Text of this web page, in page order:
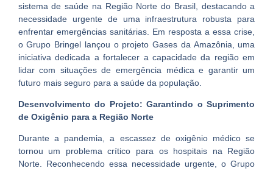
sistema de saúde na Região Norte do Brasil, destacando a
necessidade urgente de uma infraestrutura robusta para
enfrentar emergências sanitárias. Em resposta a essa crise,
o Grupo Bringel lançou o projeto Gases da Amazônia, uma
iniciativa dedicada a fortalecer a capacidade da região em
lidar com situações de emergência médica e garantir um
futuro mais seguro para a saúde da população.
Desenvolvimento do Projeto: Garantindo o Suprimento
de Oxigênio para a Região Norte
Durante a pandemia, a escassez de oxigênio médico se
tornou um problema crítico para os hospitais na Região
Norte. Reconhecendo essa necessidade urgente, o Grupo